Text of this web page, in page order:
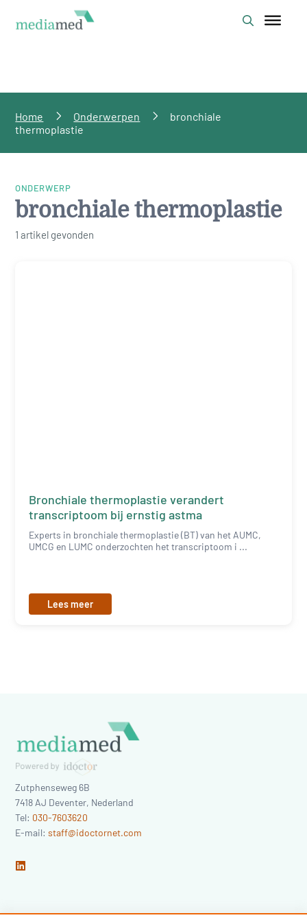
Home Onderwerpen
bronchiale
thermoplastie
ONDERWERP
bronchiale thermoplastie
1 artikel gevonden
Bronchiale thermoplastie verandert
transcriptoom bij ernstig astma
Experts in bronchiale thermoplastie (BT) van het AUMC,
UMCG en LUMC onderzochten het transcriptoom i ...
Lees meer
Zutphenseweg 6B
7418 AJ Deventer, Nederland
Tel: 030-7603620
E-mail:staff@idoctornet.com